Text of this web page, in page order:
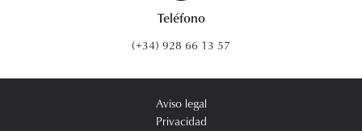
Teléfono
(+34) 928 66 13 57
Aviso legal
Privacidad